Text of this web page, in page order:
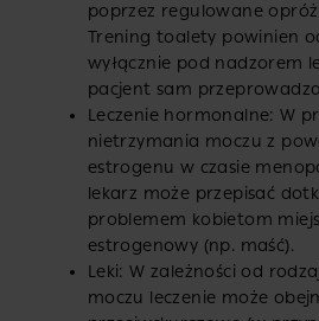
poprzez regulowane
Trening toalety powinien
wyłącznie pod nadzorem
pacjent sam
Leczenie hormonalne: W
nietrzymania moczu z
estrogenu w czasie
lekarz może przepisać
problemem kobietom
estrogenowy (np. maść).
Leki: W zależności od
moczu leczenie może